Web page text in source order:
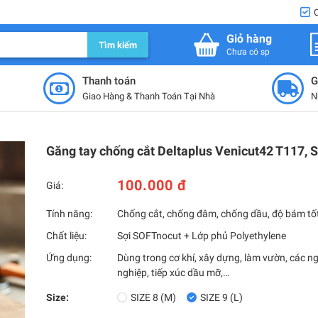
Tìm kiếm Giỏ hàng
Chưa có sp
Thanh toán
Giao Hàng & Thanh Toán Tại Nhà
Găng tay chống cắt Deltaplus Venicut42 T117,
Giá: 100.000 đ
Tính năng:
Chống cắt, chống đâm, chống dầu, độ bám
Chất liệu:
Sợi SOFTnocut + Lớp phủ Polyethylene
Ứng dụng:
Dùng trong cơ khí, xây dựng, làm vườn, các
nghiệp, tiếp xúc dầu mỡ,…
Size: SIZE 8 (M) SIZE 9 (L)